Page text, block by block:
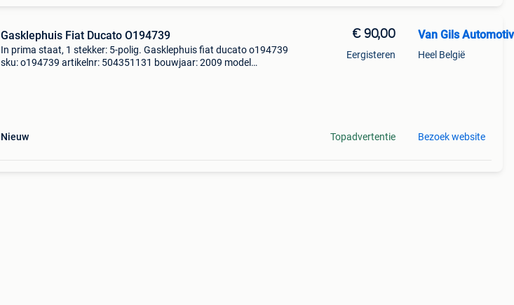
Gasklephuis Fiat Ducato O194739
In prima staat, 1 stekker: 5-polig. Gasklephuis fiat ducato o194739
sku: o194739 artikelnr: 504351131 bouwjaar: 2009 model
Nieuw
€ 90,00
Eergisteren
Topadvertentie
Van Gils
Heel België
Bezoek website